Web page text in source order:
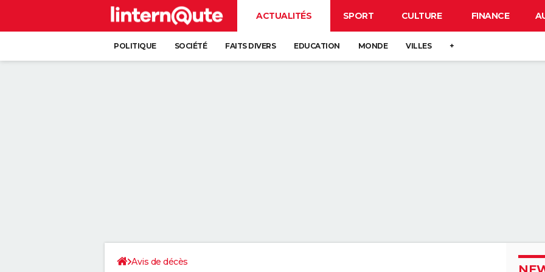
ACTUALITÉS SPORT CULTURE FINANCE
POLITIQUE SOCIÉTÉ FAITS DIVERS EDUCATION MONDE VILLES +
Avis de décès